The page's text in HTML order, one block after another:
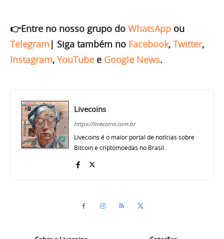
👉Entre no nosso grupo do WhatsApp ou
Telegram | Siga também no Facebook, Twitter,
Instagram, YouTube e Google News.
Livecoins
https://livecoins.com.br
Livecoins é o maior portal de notícias sobre
Bitcoin e criptomoedas no Brasil.